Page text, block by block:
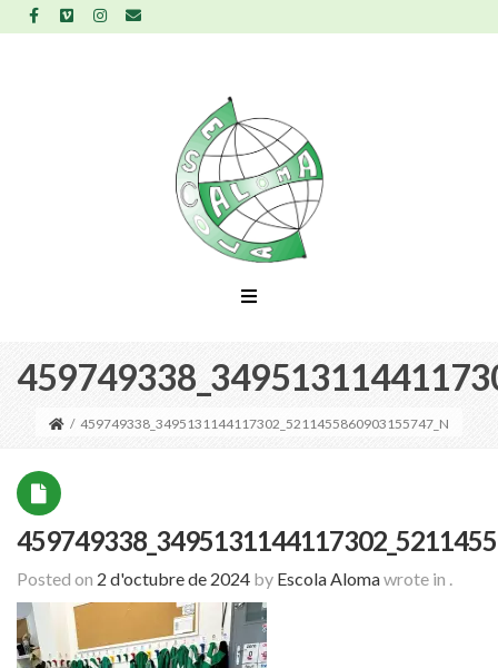
/ 459749338_3495131144117302_5211455860903155747_N
Posted on 2 d'octubre de 2024 by Escola Alomawrote in .